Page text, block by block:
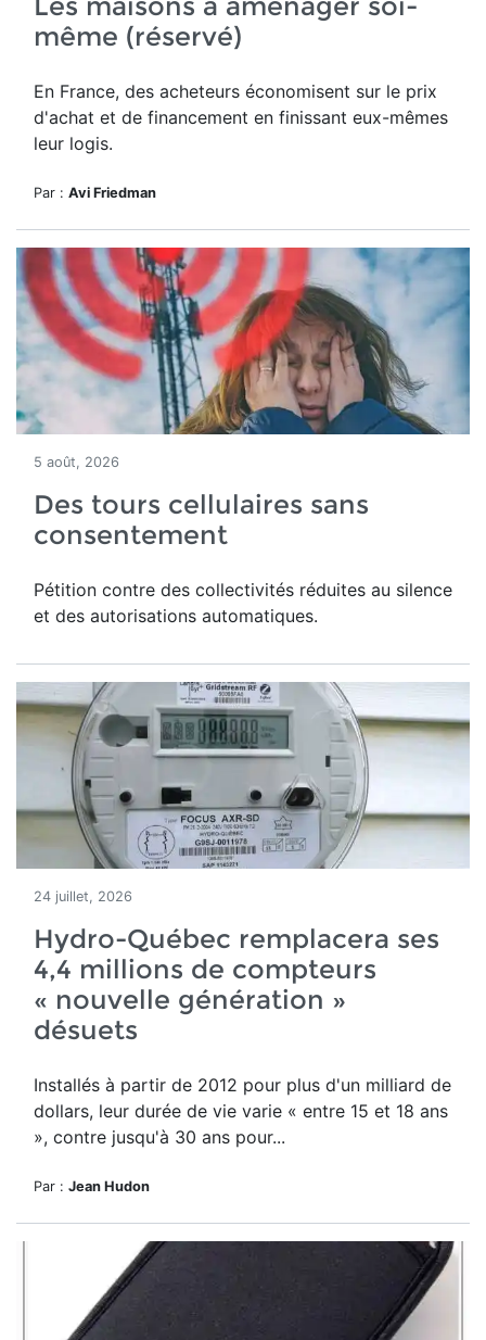
même (réservé)
En France, des acheteurs économisent sur le prix
d'achat et de financement en finissant eux-mêmes
leur logis.
Par : Avi Friedman
5 août, 2026
Des tours cellulaires sans
consentement
Pétition contre des collectivités réduites au silence
et des autorisations automatiques.
24 juillet, 2026
Hydro-Québec remplacera ses
4,4 millions de compteurs
« nouvelle génération »
désuets
Installés à partir de 2012 pour plus d'un milliard de
dollars, leur durée de vie varie « entre 15 et 18 ans
», contre jusqu'à 30 ans pour...
Par : Jean Hudon